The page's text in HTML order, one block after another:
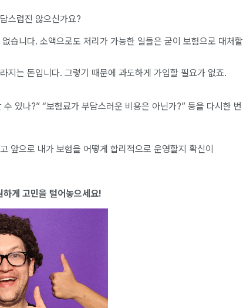
스럽진 않으신가요?
습니다. 소액으로도 처리가 가능한 일들은 굳이 보험으로 대처할
지는 돈입니다. 그렇기 때문에 과도하게 가입할 필요가 없죠.
있나?” “보험료가 부담스러운 비용은 아닌가?” 등을 다시한 번
앞으로 내가 보험을 어떻게 합리적으로 운영할지 확신이
게 고민을 털어놓으세요!